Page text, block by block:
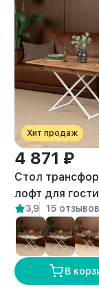
Хит продаж
4 871 ₽
Стол
лофт для
Кемь белый/
3,9 15 отзывов
В